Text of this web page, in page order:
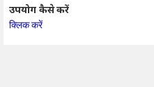
उपयोग कैसे करें
क्लिक करें